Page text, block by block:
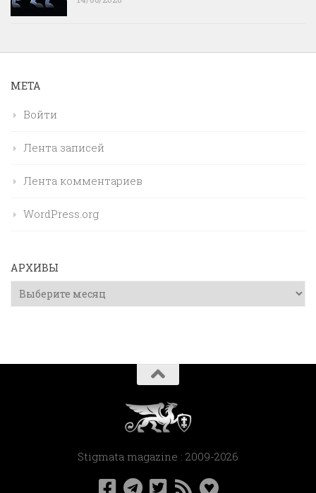
МЕТА
Войти
Лента записей
Лента комментариев
WordPress.org
АРХИВЫ
Архивы
Stigmata magazine : 2009-2026